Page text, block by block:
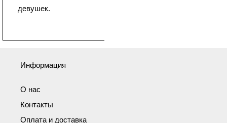
девушек.
Информация
О нас
Контакты
Оплата и доставка